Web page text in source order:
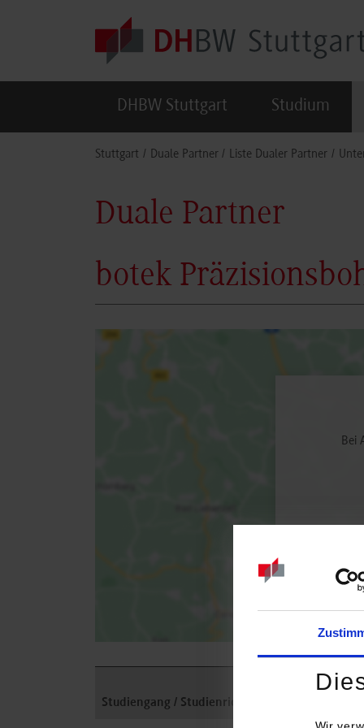
DHBW Stuttgart Studium
Stuttgart Duale Partner Liste Dualer Partner
Duale Partner
botek
Bei
Studiengang / Studienrichtung